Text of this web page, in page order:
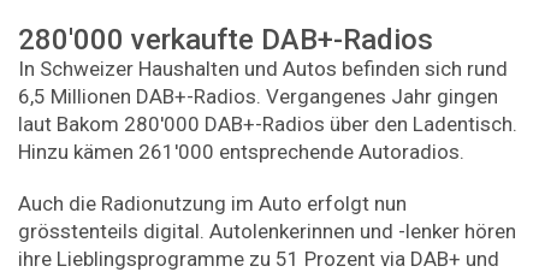
280'000 verkaufte DAB+-Radios
In Schweizer Haushalten und Autos befinden sich rund
6,5 Millionen DAB+-Radios. Vergangenes Jahr gingen
laut Bakom 280'000 DAB+-Radios über den Ladentisch.
Hinzu kämen 261'000 entsprechende Autoradios.
Auch die Radionutzung im Auto erfolgt nun
grösstenteils digital. Autolenkerinnen und -lenker hören
ihre Lieblingsprogramme zu 51 Prozent via DAB+ und